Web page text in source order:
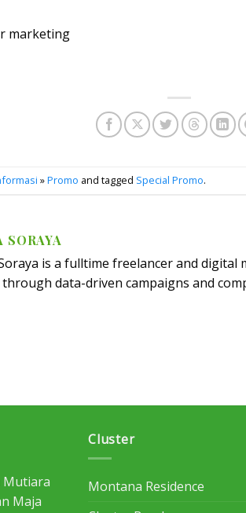
marketing
»Promo and tagged Special Promo.
SORAYA
is a fulltime freelancer and
through data-driven campaigns and
Mutiara
Maja
Cluster
Montana Residence